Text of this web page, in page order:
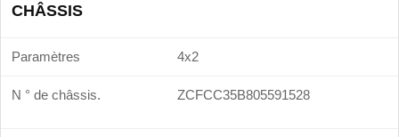
CHÂSSIS
Paramètres 4x2
N ° de châssis. ZCFCC35B805591528